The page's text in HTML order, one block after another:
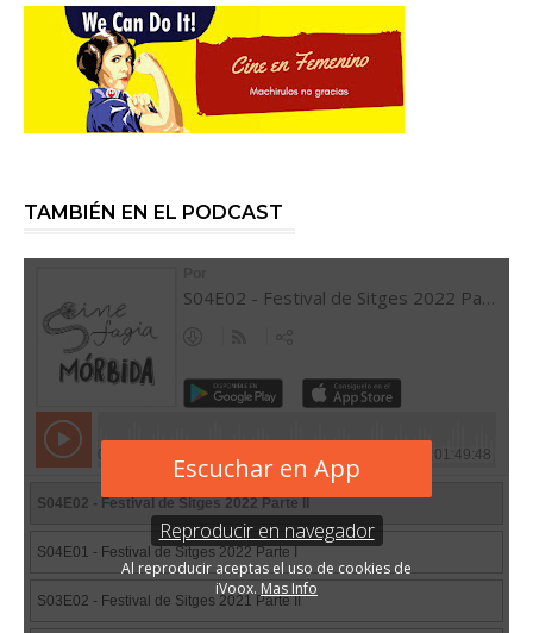
TAMBIÉN EN EL PODCAST